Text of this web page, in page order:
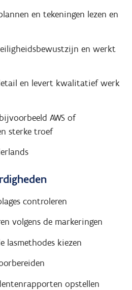
en tekeningen lezen en
en werkt
en levert kwalitatief werk
AWS of
sterke troef
controleren
volgens de markeringen
lasmethodes kiezen
opstellen